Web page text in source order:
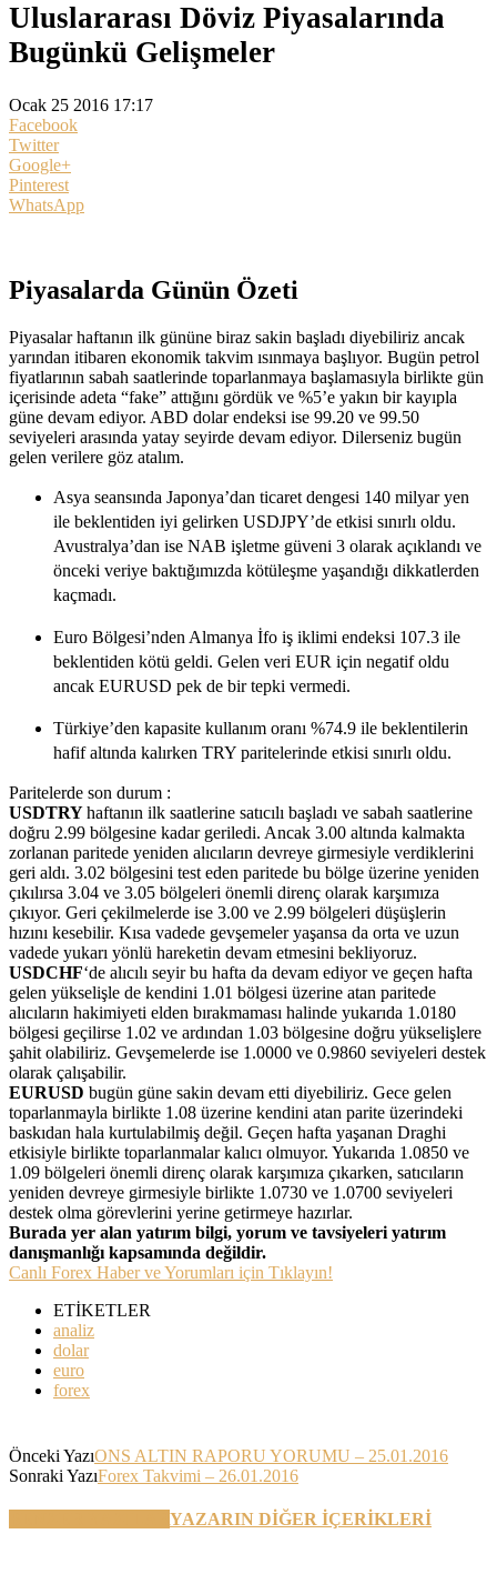
Uluslararası Döviz Piyasalarında
Bugünkü Gelişmeler
Ocak 25 2016 17:17
Facebook
Twitter
Google+
Pinterest
WhatsApp
Piyasalarda Günün Özeti
Piyasalar haftanın ilk gününe biraz sakin başladı diyebiliriz ancak
yarından itibaren ekonomik takvim ısınmaya başlıyor. Bugün petrol
fiyatlarının sabah saatlerinde toparlanmaya başlamasıyla birlikte gün
içerisinde adeta “fake” attığını gördük ve %5’e yakın bir kayıpla
güne devam ediyor. ABD dolar endeksi ise 99.20 ve 99.50
seviyeleri arasında yatay seyirde devam ediyor. Dilerseniz bugün
gelen verilere göz atalım.
Asya seansında Japonya’dan ticaret dengesi 140 milyar yen
ile beklentiden iyi gelirken USDJPY’de etkisi sınırlı oldu.
Avustralya’dan ise NAB işletme güveni 3 olarak açıklandı ve
önceki veriye baktığımızda kötüleşme yaşandığı dikkatlerden
kaçmadı.
Euro Bölgesi’nden Almanya İfo iş iklimi endeksi 107.3 ile
beklentiden kötü geldi. Gelen veri EUR için negatif oldu
ancak EURUSD pek de bir tepki vermedi.
Türkiye’den kapasite kullanım oranı %74.9 ile beklentilerin
hafif altında kalırken TRY paritelerinde etkisi sınırlı oldu.
Paritelerde son durum :
USDTRYhaftanın ilk saatlerine satıcılı başladı ve sabah saatlerine
doğru 2.99 bölgesine kadar geriledi. Ancak 3.00 altında kalmakta
zorlanan paritede yeniden alıcıların devreye girmesiyle verdiklerini
geri aldı. 3.02 bölgesini test eden paritede bu bölge üzerine yeniden
çıkılırsa 3.04 ve 3.05 bölgeleri önemli direnç olarak karşımıza
çıkıyor. Geri çekilmelerde ise 3.00 ve 2.99 bölgeleri düşüşlerin
hızını kesebilir. Kısa vadede gevşemeler yaşansa da orta ve uzun
vadede yukarı yönlü hareketin devam etmesini bekliyoruz.
USDCHF‘de alıcılı seyir bu hafta da devam ediyor ve geçen hafta
gelen yükselişle de kendini 1.01 bölgesi üzerine atan paritede
alıcıların hakimiyeti elden bırakmaması halinde yukarıda 1.0180
bölgesi geçilirse 1.02 ve ardından 1.03 bölgesine doğru yükselişlere
şahit olabiliriz. Gevşemelerde ise 1.0000 ve 0.9860 seviyeleri destek
olarak çalışabilir.
EURUSD bugün güne sakin devam etti diyebiliriz. Gece gelen
toparlanmayla birlikte 1.08 üzerine kendini atan parite üzerindeki
baskıdan hala kurtulabilmiş değil. Geçen hafta yaşanan Draghi
etkisiyle birlikte toparlanmalar kalıcı olmuyor. Yukarıda 1.0850 ve
1.09 bölgeleri önemli direnç olarak karşımıza çıkarken, satıcıların
yeniden devreye girmesiyle birlikte 1.0730 ve 1.0700 seviyeleri
destek olma görevlerini yerine getirmeye hazırlar.
Burada yer alan yatırım bilgi, yorum ve tavsiyeleri yatırım
danışmanlığı kapsamında değildir.
Canlı Forex Haber ve Yorumları için Tıklayın!
ETİKETLER
analiz
dolar
euro
forex
Önceki YazıONS ALTIN RAPORU YORUMU – 25.01.2016
Sonraki YazıForex Takvimi – 26.01.2016
YAZARIN DİĞER İÇERİKLERİ